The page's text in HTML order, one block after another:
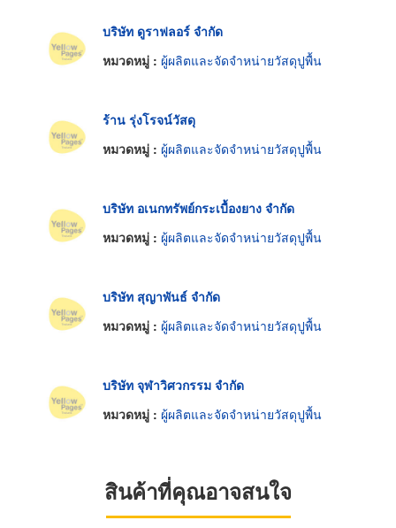
บริษัท ดูราฟลอร์ จำกัด
หมวดหมู่ : ผู้ผลิตและจัดจำหน่ายวัสดุปูพื้น
ร้าน รุ่งโรจน์วัสดุ
หมวดหมู่ : ผู้ผลิตและจัดจำหน่ายวัสดุปูพื้น
บริษัท อเนกทรัพย์กระเบื้องยาง จำกัด
หมวดหมู่ : ผู้ผลิตและจัดจำหน่ายวัสดุปูพื้น
บริษัท สุญาพันธ์ จำกัด
หมวดหมู่ : ผู้ผลิตและจัดจำหน่ายวัสดุปูพื้น
บริษัท จุฬาวิศวกรรม จำกัด
หมวดหมู่ : ผู้ผลิตและจัดจำหน่ายวัสดุปูพื้น
สินค้าที่คุณอาจสนใจ